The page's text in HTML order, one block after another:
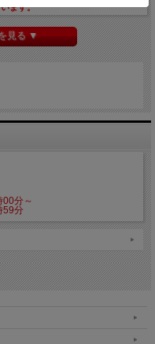
ます。
)23時59分
済承認（課金）を行います。予め
カード決済承認（課金）を行いま
はできません。予めご了承くださ
に発送となります。
見る ▼
分～
59分